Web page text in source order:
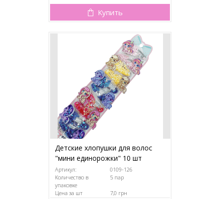
Купить
Детские хлопушки для волос
"мини единорожки" 10 шт
Артикул:
0109-126
Количество в
упаковке
5 пар
Цена за шт 7,0 грн